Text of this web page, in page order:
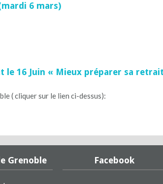
6 mars)
le 16 Juin « Mieux préparer sa
( cliquer sur le lien ci-dessus):
Grenoble Facebook